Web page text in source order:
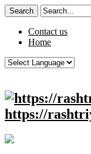
Contact us
Home
https://